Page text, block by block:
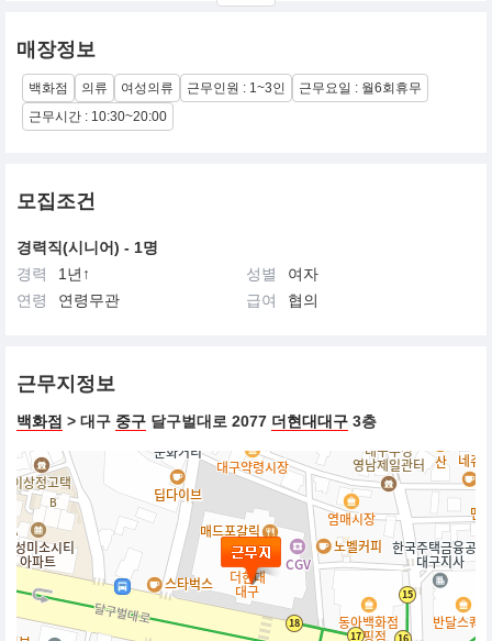
매장정보
백화점 의류 여성의류 근무인원 : 1~3인
근무요일 : 월6회휴무
근무시간 : 10:30~20:00
모집조건
경력직(시니어) - 1명
경력
1년↑ 성별
여자
연령
연령무관 급여 협의
근무지정보
백화점 > 대구 중구 달구벌대로 2077 더현대대구 3층